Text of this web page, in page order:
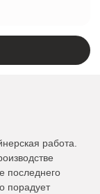
работа.
последнего
порадует